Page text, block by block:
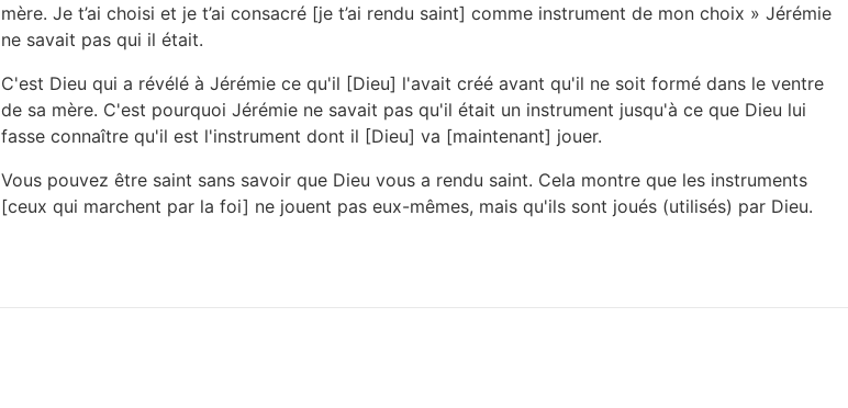
mère. Je t’ai choisi et je t’ai consacré [je t’ai rendu saint] comme instrument de mon choix » Jérémie
ne savait pas qui il était.
C'est Dieu qui a révélé à Jérémie ce qu'il [Dieu] l'avait créé avant qu'il ne soit formé dans le ventre
de sa mère. C'est pourquoi Jérémie ne savait pas qu'il était un instrument jusqu'à ce que Dieu lui
fasse connaître qu'il est l'instrument dont il [Dieu] va [maintenant] jouer.
Vous pouvez être saint sans savoir que Dieu vous a rendu saint. Cela montre que les instruments
[ceux qui marchent par la foi] ne jouent pas eux-mêmes, mais qu'ils sont joués (utilisés) par Dieu.